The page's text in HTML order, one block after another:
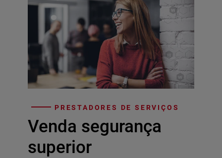
PRESTADORES DE SERVIÇOS
Venda segurança
superior